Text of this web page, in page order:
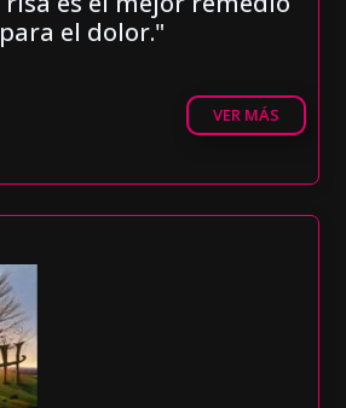
para el dolor."
VER MÁS